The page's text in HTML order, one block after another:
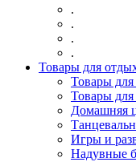
.
.
.
.
Товары для
Товары для
Товары
Домашняя
Игры и
Надувные